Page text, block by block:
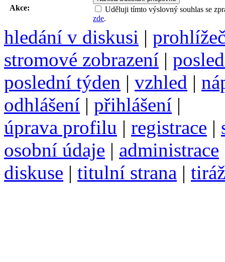
Akce:
Uděluji tímto výslovný souhlas se
zde.
hledání v diskusi |
stromové zobrazení |
poslední týden | vzhled |
odhlášení | přihlášení |
úprava profilu | registrace |
osobní údaje | administrace
diskuse | titulní strana | tiráž